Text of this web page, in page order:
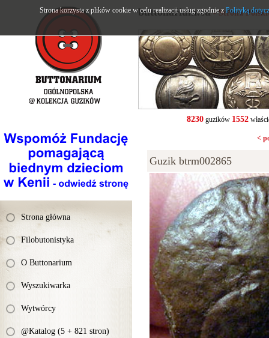
Strona główna
Filobutonistyka
O Buttonarium
Wyszukiwarka
Wytwórcy
@Katalog (5 + 821 stron)
buttonarium.eu- Strona
8230guzików 1552
<
Guzik btrm002865
Strona korzysta z plików cookie w celu realizacji usług zgodnie zPolityką